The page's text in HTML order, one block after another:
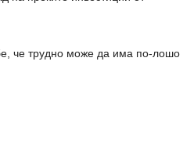
че трудно може да има по-лошо